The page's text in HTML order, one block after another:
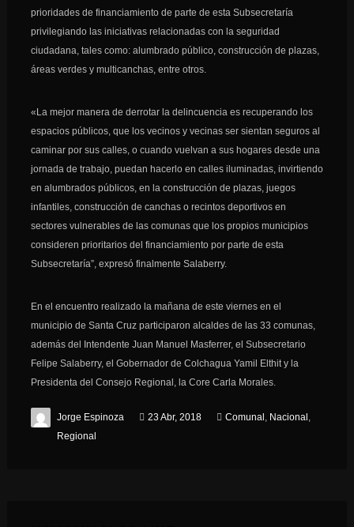
prioridades de financiamiento de parte de esta Subsecretaría
privilegiando las iniciativas relacionadas con la seguridad
ciudadana, tales como: alumbrado público, construcción de plazas,
áreas verdes y multicanchas, entre otros.
«La mejor manera de derrotar la delincuencia es recuperando los
espacios públicos, que los vecinos y vecinas ser sientan seguros al
caminar por sus calles, o cuando vuelvan a sus hogares desde una
jornada de trabajo, puedan hacerlo en calles iluminadas, invirtiendo
en alumbrados públicos, en la construcción de plazas, juegos
infantiles, construcción de canchas o recintos deportivos en
sectores vulnerables de las comunas que los propios municipios
consideren prioritarios del financiamiento por parte de esta
Subsecretaría”, expresó finalmente Salaberry.
En el encuentro realizado la mañana de este viernes en el
municipio de Santa Cruz participaron alcaldes de las 33 comunas,
además del Intendente Juan Manuel Masferrer, el Subsecretario
Felipe Salaberry, el Gobernador de Colchagua Yamil Elthit y la
Presidenta del Consejo Regional, la Core Carla Morales.
Jorge Espinoza 23 Abr, 2018 Comunal , Nacional ,
Regional